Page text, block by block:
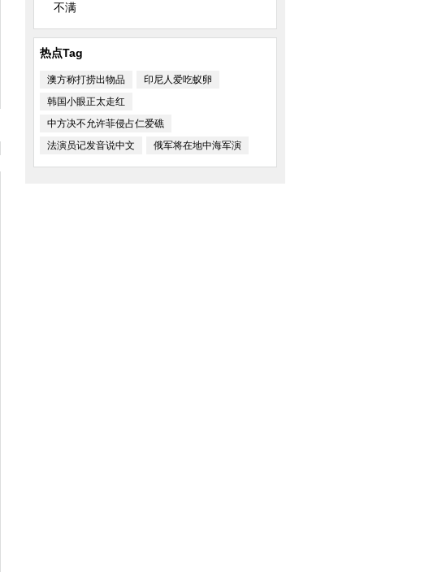
澳大利亚时装周美女模特肩搭巨蟒
不满
热点Tag
澳方称打捞出物品
印尼人爱吃蚁卵
韩国小眼正太走红
中方决不允许菲侵占仁爱礁
法演员记发音说中文
俄军将在地中海军演